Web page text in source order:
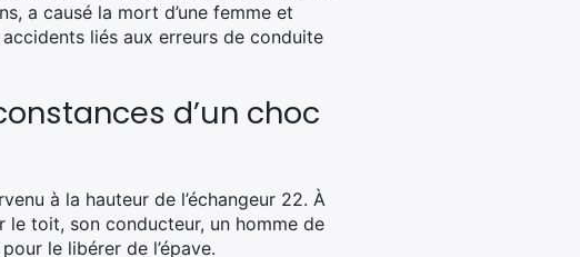
a causé la mort d’une femme et
liés aux erreurs de conduite
d’un choc
à la hauteur de l’échangeur 22. À
le toit, son conducteur, un homme de
le libérer de l’épave.